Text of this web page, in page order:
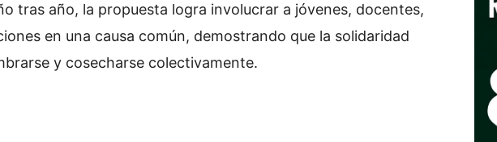
tras año, la propuesta logra involucrar a jóvenes, docentes,
en una causa común, demostrando que la solidaridad
y cosecharse colectivamente.